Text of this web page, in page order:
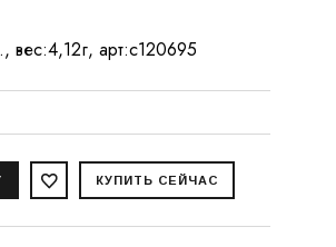
вес:4,12г, арт:с120695